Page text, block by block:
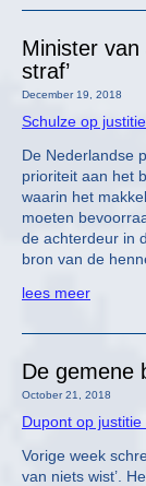
Minister van
straf’
December 19, 2018
Schulze op
De Nederlandse
prioriteit aan het
waarin het
moeten
de achterdeur in
bron van de
lees meer
De gemene
October 21, 2018
Dupont op
Vorige week
van niets wist’.